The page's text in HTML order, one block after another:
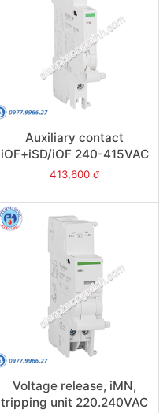
Auxiliary contact
iOF+iSD/iOF 240-415VAC
24-130VDC - Model
413,600 đ
Voltage release, iMN,
tripping unit 220.240VAC